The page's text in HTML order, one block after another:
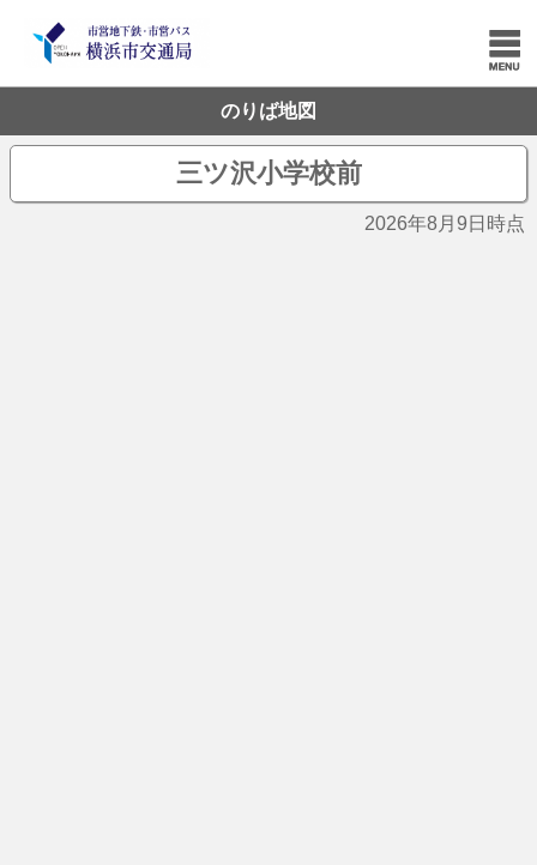
のりば地図
三ツ沢小学校前
2026年8月9日時点